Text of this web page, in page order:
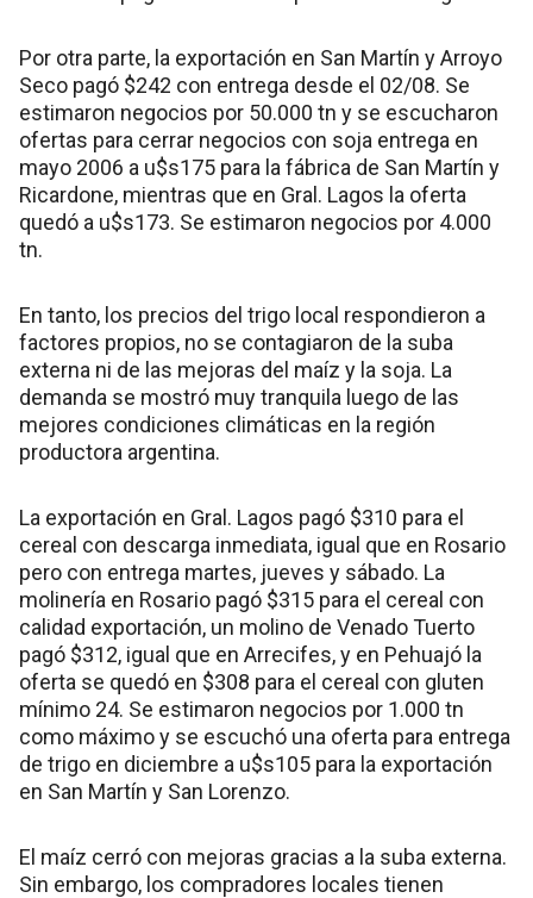
Por otra parte, la exportación en San Martín y Arroyo
Seco pagó $242 con entrega desde el 02/08. Se
estimaron negocios por 50.000 tn y se escucharon
ofertas para cerrar negocios con soja entrega en
mayo 2006 a u$s175 para la fábrica de San Martín y
Ricardone, mientras que en Gral. Lagos la oferta
quedó a u$s173. Se estimaron negocios por 4.000
tn.
En tanto, los precios del trigo local respondieron a
factores propios, no se contagiaron de la suba
externa ni de las mejoras del maíz y la soja. La
demanda se mostró muy tranquila luego de las
mejores condiciones climáticas en la región
productora argentina.
La exportación en Gral. Lagos pagó $310 para el
cereal con descarga inmediata, igual que en Rosario
pero con entrega martes, jueves y sábado. La
molinería en Rosario pagó $315 para el cereal con
calidad exportación, un molino de Venado Tuerto
pagó $312, igual que en Arrecifes, y en Pehuajó la
oferta se quedó en $308 para el cereal con gluten
mínimo 24. Se estimaron negocios por 1.000 tn
como máximo y se escuchó una oferta para entrega
de trigo en diciembre a u$s105 para la exportación
en San Martín y San Lorenzo.
El maíz cerró con mejoras gracias a la suba externa.
Sin embargo, los compradores locales tienen